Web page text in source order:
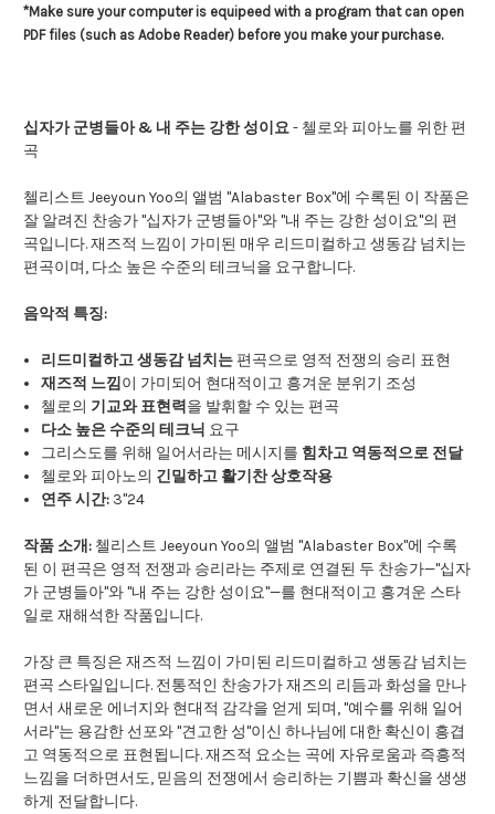
*Make sure your computer is equipeed with a program that can open
PDF files (such as Adobe Reader) before you make your purchase.
십자가 군병들아 & 내 주는 강한 성이요- 첼로와 피아노를 위한 편
곡
첼리스트 Jeeyoun Yoo의 앨범 "Alabaster Box"에 수록된 이 작품은
잘 알려진 찬송가 "십자가 군병들아"와 "내 주는 강한 성이요"의 편
곡입니다. 재즈적 느낌이 가미된 매우 리드미컬하고 생동감 넘치는
편곡이며, 다소 높은 수준의 테크닉을 요구합니다.
음악적 특징:
리드미컬하고 생동감 넘치는 편곡으로 영적 전쟁의 승리 표현
재즈적 느낌이 가미되어 현대적이고 흥겨운 분위기 조성
첼로의 기교와 표현력 을 발휘할 수 있는 편곡
다소 높은 수준의 테크닉 요구
그리스도를 위해 일어서라는 메시지를 힘차고 역동적으로 전달
첼로와 피아노의 긴밀하고 활기찬 상호작용
연주 시간: 3"24
작품 소개: 첼리스트 Jeeyoun Yoo의 앨범 "Alabaster Box"에 수록
된 이 편곡은 영적 전쟁과 승리라는 주제로 연결된 두 찬송가—"십자
가 군병들아"와 "내 주는 강한 성이요"—를 현대적이고 흥겨운 스타
일로 재해석한 작품입니다.
가장 큰 특징은 재즈적 느낌이 가미된 리드미컬하고 생동감 넘치는
편곡 스타일입니다. 전통적인 찬송가가 재즈의 리듬과 화성을 만나
면서 새로운 에너지와 현대적 감각을 얻게 되며, "예수를 위해 일어
서라"는 용감한 선포와 "견고한 성"이신 하나님에 대한 확신이 흥겹
고 역동적으로 표현됩니다. 재즈적 요소는 곡에 자유로움과 즉흥적
느낌을 더하면서도, 믿음의 전쟁에서 승리하는 기쁨과 확신을 생생
하게 전달합니다.